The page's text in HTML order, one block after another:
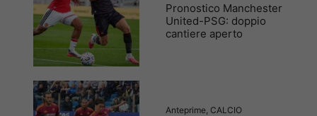
Pronostico Manchester
United-PSG: doppio
cantiere aperto
Anteprime CALCIO